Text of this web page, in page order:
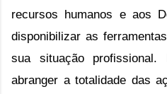
recursos humanos e aos
disponibilizar as
sua situação profissional.
abranger a totalidade das